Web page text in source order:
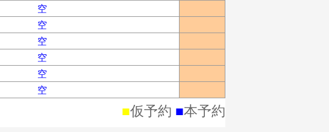
空
空
空
空
空
空
■仮予約 ■本予約